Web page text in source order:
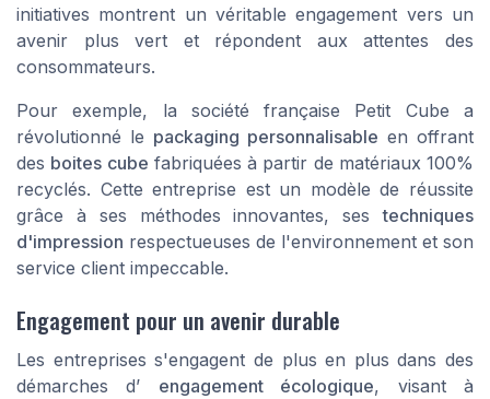
initiatives montrent un véritable engagement vers un
avenir plus vert et répondent aux attentes des
consommateurs.
Pour exemple, la société française Petit Cube a
révolutionné le packaging personnalisable en offrant
des boites cube fabriquées à partir de matériaux 100%
recyclés. Cette entreprise est un modèle de réussite
grâce à ses méthodes innovantes, sestechniques
d'impression respectueuses de l'environnement et son
service client impeccable.
Engagement pour un avenir durable
Les entreprises s'engagent de plus en plus dans des
démarches d’ engagement écologique, visant à